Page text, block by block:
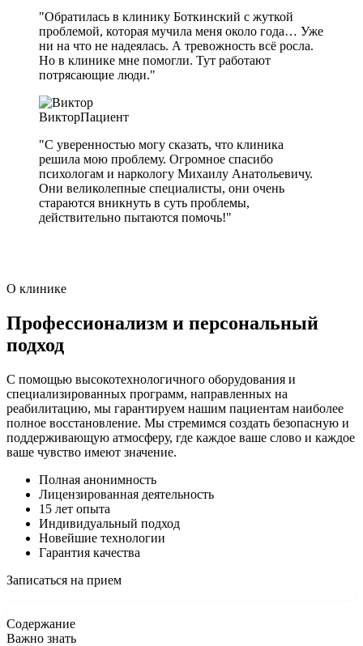
"Обратилась в клинику Боткинский с жуткой
проблемой, которая мучила меня около года… Уже
ни на что не надеялась. А тревожность всё росла.
Но в клинике мне помогли. Тут работают
потрясающие люди."
ВикторПациент
"С уверенностью могу сказать, что клиника
решила мою проблему. Огромное спасибо
психологам и наркологу Михаилу Анатольевичу.
Они великолепные специалисты, они очень
стараются вникнуть в суть проблемы,
действительно пытаются помочь!"
О клинике
Профессионализм и персональный
подход
С помощью высокотехнологичного оборудования и
специализированных программ, направленных на
реабилитацию, мы гарантируем нашим пациентам наиболее
полное восстановление. Мы стремимся создать безопасную и
поддерживающую атмосферу, где каждое ваше слово и каждое
ваше чувство имеют значение.
Полная анонимность
Лицензированная деятельность
15 лет опыта
Индивидуальный подход
Новейшие технологии
Гарантия качества
Записаться на прием
Содержание
Важно знать